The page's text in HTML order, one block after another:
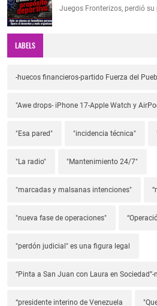
Juegos Fronterizos, perdió
LABELS
-huecos financieros-partido Fuerza del
"Awe drops- iPhone 17-Apple Watch y
"Esa pared" "incidencia técnica"
"La radio" "Mantenimiento 24/7"
"marcadas y malsanas intenciones"
"nueva fase de operaciones"
"perdón judicial" es una figura legal
“Pinta a San Juan con Laura en
“presidente interino de Venezuela